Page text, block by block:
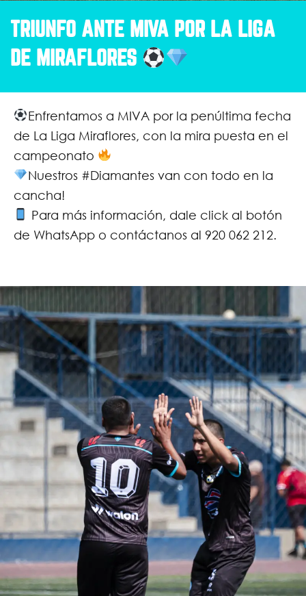
TRIUNFO ANTE MIVA POR LA LIGA
DE MIRAFLORES
Enfrentamos a MIVA por la penúltima fecha
de La Liga Miraflores, con la mira puesta en el
campeonato
Nuestros #Diamantes van con todo en la
cancha!
Para más información, dale click al botón
de WhatsApp o contáctanos al 920 062 212.